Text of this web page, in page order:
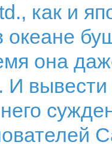
как и
она
И